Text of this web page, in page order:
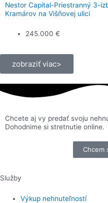
Nestor Capital-Priestranný 3-
Kramárov na Višňovej ulici
245.000 €
zobraziť viac>
Chcete aj vy predať svoju
Dohodnime si stretnutie online.
Chcem
Služby
Výkup nehnuteľností